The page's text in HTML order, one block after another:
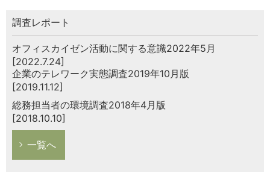
調査レポート
オフィスカイゼン活動に関する意識2022年5月
[2022.7.24]
企業のテレワーク実態調査2019年10月版
[2019.11.12]
総務担当者の環境調査2018年4月版
[2018.10.10]
一覧へ